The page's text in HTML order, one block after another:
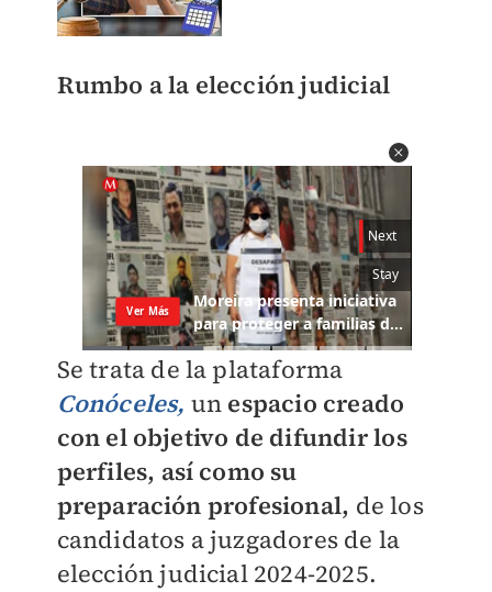
Rumbo a la elección judicial
Se trata de la plataforma
Conóceles, un espacio creado
con el objetivo de difundir los
perfiles, así como su
preparación profesional, de los
candidatos a juzgadores de la
elección judicial 2024-2025.